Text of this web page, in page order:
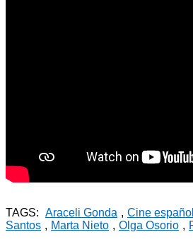
TAGS: Araceli Gonda , Cine español
Santos , Marta Nieto , Olga Osorio ,